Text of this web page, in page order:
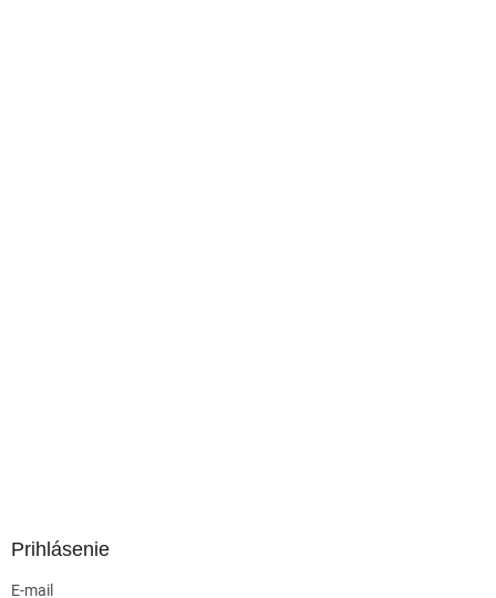
Prihlásenie
E-mail